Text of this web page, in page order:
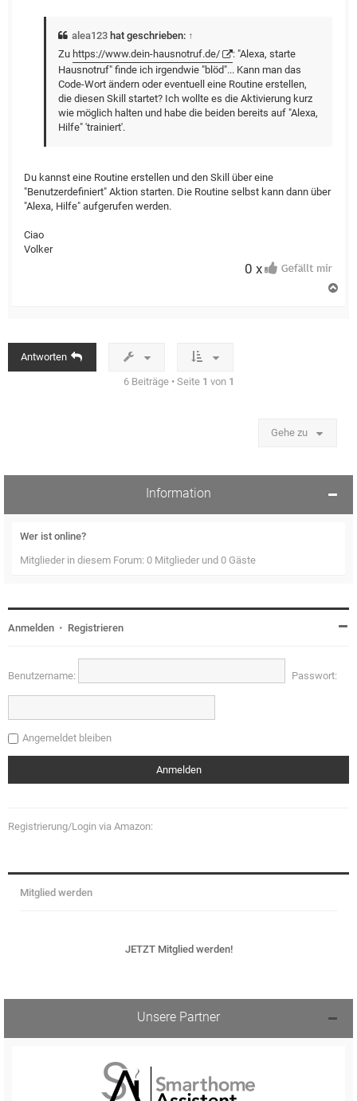
alea123 hat geschrieben: ↑
Zu https://www.dein-hausnotruf.de/
: "Alexa, starte
Hausnotruf" finde ich irgendwie "blöd"... Kann man das
Code-Wort ändern oder eventuell eine Routine erstellen,
die diesen Skill startet? Ich wollte es die Aktivierung kurz
wie möglich halten und habe die beiden bereits auf "Alexa,
Hilfe" 'trainiert'.
Du kannst eine Routine erstellen und den Skill über eine
"Benutzerdefiniert" Aktion starten. Die Routine selbst kann dann über
"Alexa, Hilfe" aufgerufen werden.
Ciao
Volker
0 x
Antworten
6 Beiträge • Seite 1 von 1
Gehe zu
Information
Wer ist online?
Mitglieder in diesem Forum: 0 Mitglieder und 0 Gäste
Anmelden • Registrieren
Benutzername: Passwort:
Angemeldet bleiben
Registrierung/Login via Amazon:
Mitglied werden
JETZT Mitglied werden!
Unsere Partner